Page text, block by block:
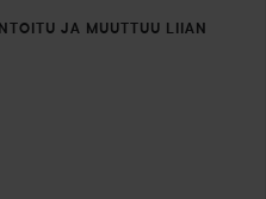
JA MUUTTUU LIIAN